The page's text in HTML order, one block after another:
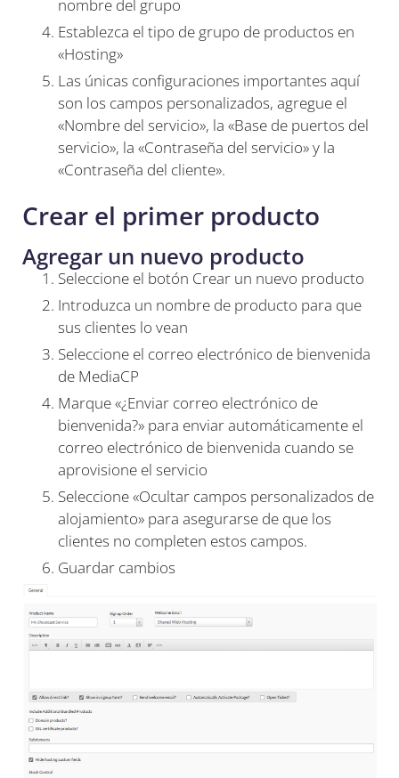
nombre del grupo
Establezca el tipo de grupo de productos en
«Hosting»
Las únicas configuraciones importantes aquí
son los campos personalizados, agregue el
«Nombre del servicio», la «Base de puertos del
servicio», la «Contraseña del servicio» y la
«Contraseña del cliente».
Crear el primer producto
Agregar un nuevo producto
Seleccione el botón Crear un nuevo producto
Introduzca un nombre de producto para que
sus clientes lo vean
Seleccione el correo electrónico de bienvenida
de MediaCP
Marque «¿Enviar correo electrónico de
bienvenida?» para enviar automáticamente el
correo electrónico de bienvenida cuando se
aprovisione el servicio
Seleccione «Ocultar campos personalizados de
alojamiento» para asegurarse de que los
clientes no completen estos campos.
Guardar cambios